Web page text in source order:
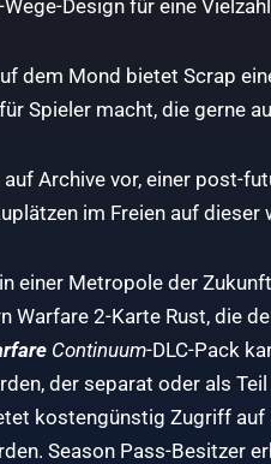
Design für eine
dem Mond bietet Scrap
Spieler macht, die gerne
Archive vor, einer post-
im Freien auf dieser
einer Metropole der
2-Karte Rust, die
Continuum-DLC-Pack
der separat oder als
kostengünstig Zugriff auf
Season Pass-Besitzer